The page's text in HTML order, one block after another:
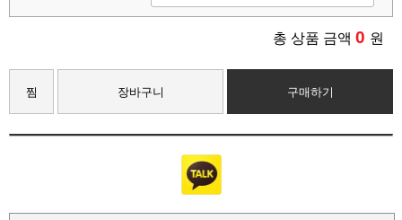
총 상품 금액 0 원
찜 장바구니 구매하기